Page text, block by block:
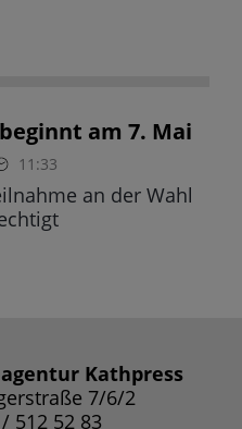
am 7. Mai
11:33
an der Wahl
Kathpress
7/6/2
512 52 83